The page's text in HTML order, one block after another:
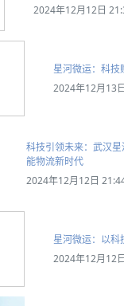
2024年12月12日
星河微运：科
2024年12月13
科技引领未来：武汉
能物流新时代
2024年12月12日
星河微运：以
2024年12月12